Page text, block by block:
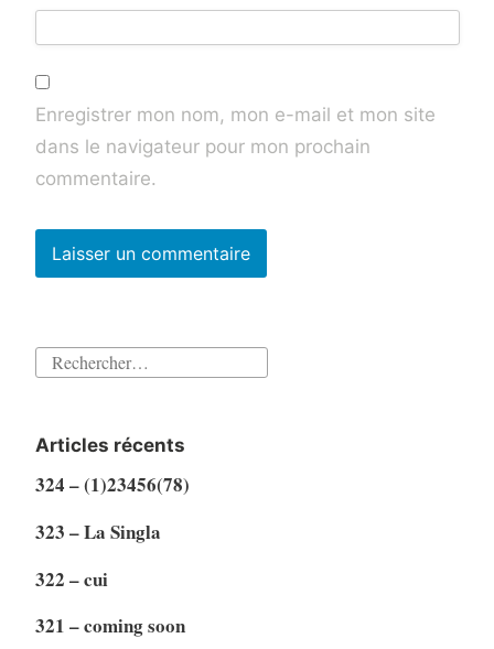
Enregistrer mon nom, mon e-mail et mon site
dans le navigateur pour mon prochain
commentaire.
Rechercher :
Articles récents
324 – (1)23456(78)
323 – La Singla
322 – cui
321 – coming soon